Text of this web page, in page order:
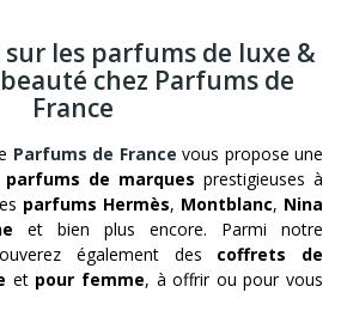
sur les parfums de luxe &
chez Parfums de
France
Parfums de France vous propose une
parfums de marques prestigieuses à
parfums Hermès, Montblanc, Nina
et bien plus encore. Parmi notre
également des coffrets de
et pour femme, à offrir ou pour vous